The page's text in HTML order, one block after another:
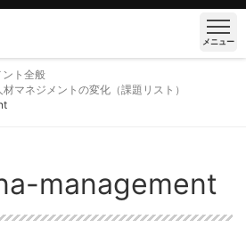
メニュー
ント全般
マネジメントの変化（課題リスト）
management